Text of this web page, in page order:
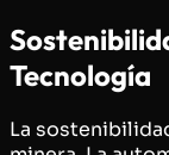
Tecnología
La